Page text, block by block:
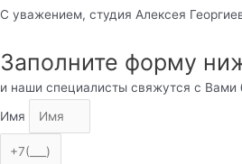
С уважением, студия Алексея
Заполните форму
и наши специалисты свяжутся с
Имя